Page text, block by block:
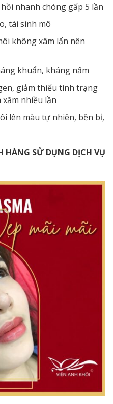
nhanh chóng gấp 5 lần
tái sinh mô
không xâm lấn nên
khuẩn, kháng nấm
giảm thiểu tình trạng
nhiều lần
lên màu tự nhiên, bền bỉ,
HÀNG SỬ DỤNG DỊCH VỤ